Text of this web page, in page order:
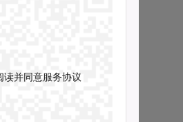
读并同意服务协议